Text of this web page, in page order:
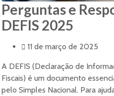
Perguntas e
DEFIS 2025
11 de março de 2025
A DEFIS (Declaração de
Fiscais) é um documento
pelo Simples Nacional. Para